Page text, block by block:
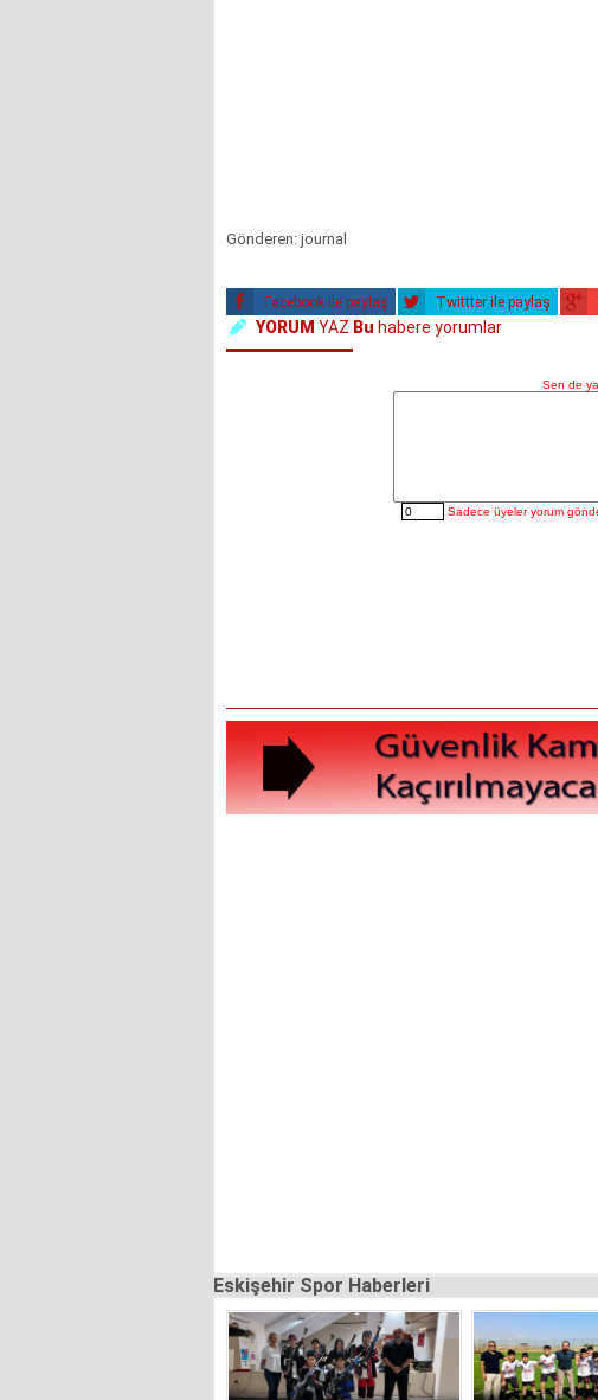
Gönderen: journal
Facebook ile paylaş Twittter ile paylaş
YORUM YAZ Bu habere yorumlar
Eskişehir Spor Haberleri